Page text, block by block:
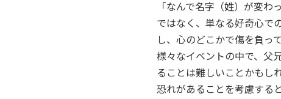
「なんで名字（姓）が変
ではなく、単なる好奇心で
し、心のどこかで傷を負っ
様々なイベントの中で、父
ることは難しいことかもし
恐れがあることを考慮する